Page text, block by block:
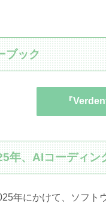
ブック
『
年、AIコーディ
年にかけて、ソフト